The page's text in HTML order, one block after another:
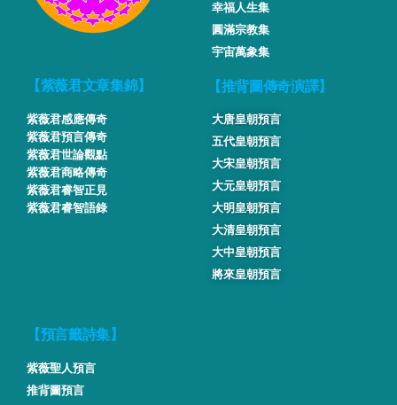
幸福人生集
圓滿宗教集
宇宙萬象集
【紫薇君文章集錦】
紫薇君感應傳奇
紫薇君預言傳奇
紫薇君世論觀點
紫薇君商略傳奇
紫薇君睿智正見
紫薇君睿智語錄
【推背圖傳奇演譯】
大唐皇朝預言
五代皇朝預言
大宋皇朝預言
大元皇朝預言
大明皇朝預言
大清皇朝預言
大中皇朝預言
將來皇朝預言
【預言籤詩集】
紫薇聖人預言
推背圖預言